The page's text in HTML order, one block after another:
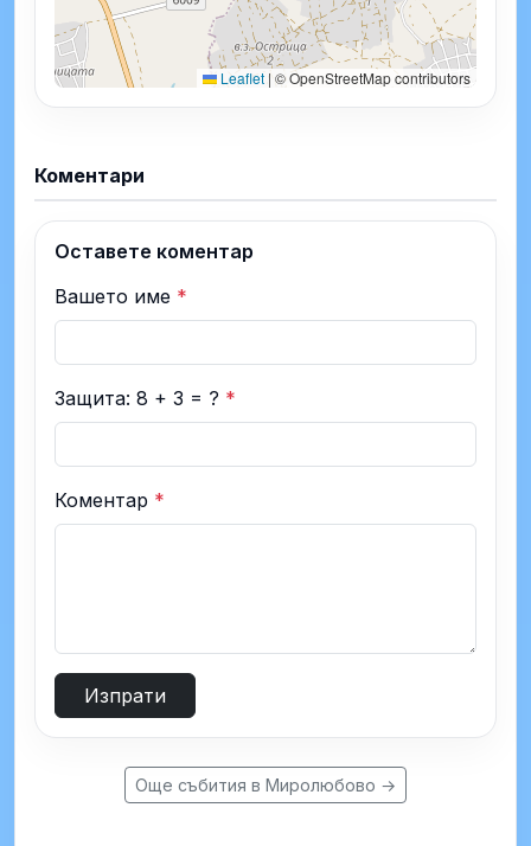
Leaflet | © OpenStreetMap contributors
Коментари
Оставете коментар
Вашето име *
Защита: 8 + 3 = ? *
Коментар *
Изпрати
Още събития в Миролюбово →